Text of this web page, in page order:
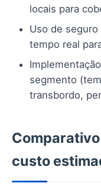
locais para
Uso de
tempo real
segmento
transbordo,
custo